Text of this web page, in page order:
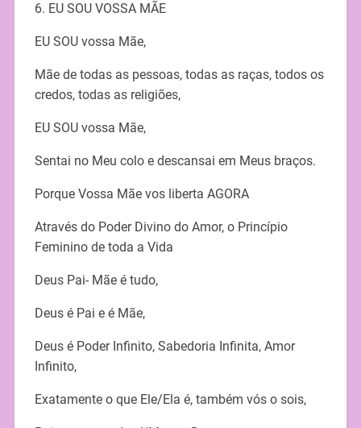
6. EU SOU VOSSA MÃE
EU SOU vossa Mãe,
Mãe de todas as pessoas, todas as raças, todos os
credos, todas as religiões,
EU SOU vossa Mãe,
Sentai no Meu colo e descansai em Meus braços.
Porque Vossa Mãe vos liberta AGORA
Através do Poder Divino do Amor, o Princípio
Feminino de toda a Vida
Deus Pai- Mãe é tudo,
Deus é Pai e é Mãe,
Deus é Poder Infinito, Sabedoria Infinita, Amor
Infinito,
Exatamente o que Ele/Ela é, também vós o sois,